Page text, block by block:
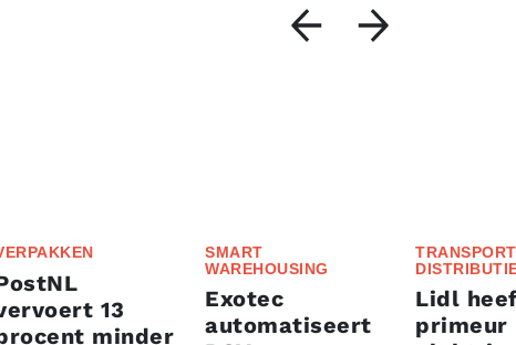
13
minder
SMART
WAREHOUSING
Exotec
automatiseert
Lidl
primeur